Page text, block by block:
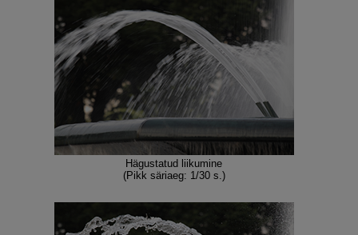
Hägustatud liikumine
(Pikk säriaeg: 1/30 s.)